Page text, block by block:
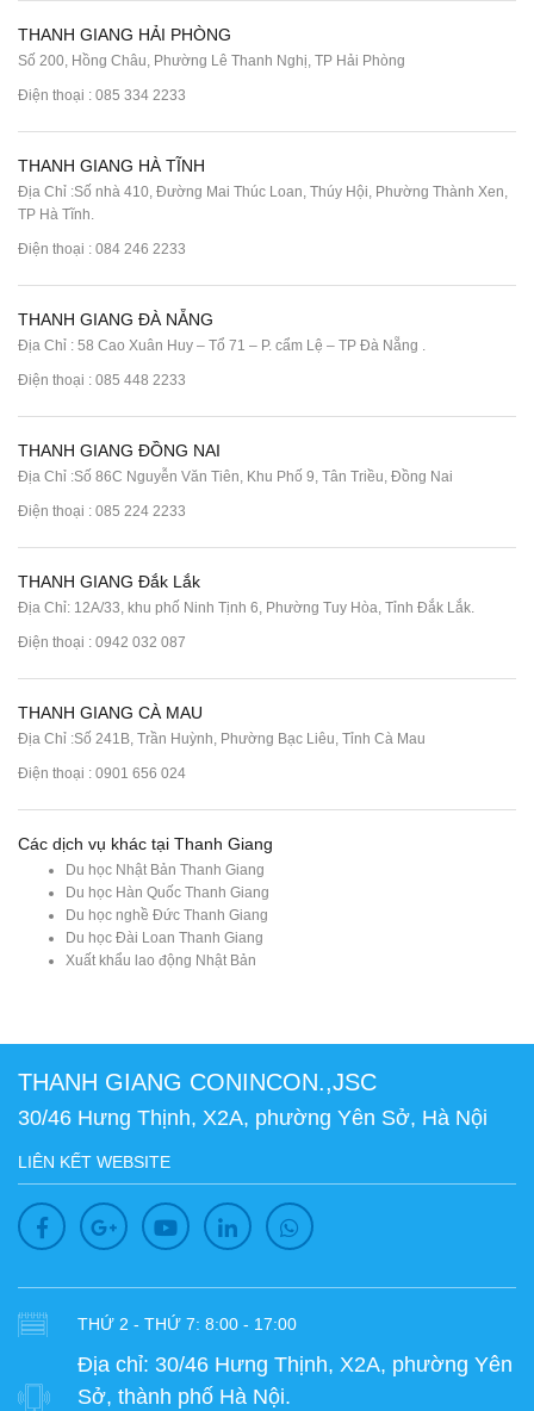
THANH GIANG HẢI PHÒNG
Số 200, Hồng Châu, Phường Lê Thanh Nghị, TP Hải Phòng
Điện thoại : 085 334 2233
THANH GIANG HÀ TĨNH
Địa Chỉ :Số nhà 410, Đường Mai Thúc Loan, Thúy Hội, Phường Thành Xen,
TP Hà Tĩnh.
Điện thoại : 084 246 2233
THANH GIANG ĐÀ NẴNG
Địa Chỉ : 58 Cao Xuân Huy – Tổ 71 – P. cẩm Lệ – TP Đà Nẵng .
Điện thoại : 085 448 2233
THANH GIANG ĐỒNG NAI
Địa Chỉ :Số 86C Nguyễn Văn Tiên, Khu Phố 9, Tân Triều, Đồng Nai
Điện thoại : 085 224 2233
THANH GIANG Đắk Lắk
Địa Chỉ: 12A/33, khu phố Ninh Tịnh 6, Phường Tuy Hòa, Tỉnh Đắk Lắk.
Điện thoại : 0942 032 087
THANH GIANG CÀ MAU
Địa Chỉ :Số 241B, Trần Huỳnh, Phường Bạc Liêu, Tỉnh Cà Mau
Điện thoại : 0901 656 024
Các dịch vụ khác tại Thanh Giang
Du học Nhật Bản Thanh Giang
Du học Hàn Quốc Thanh Giang
Du học nghề Đức Thanh Giang
Du học Đài Loan Thanh Giang
Xuất khẩu lao động Nhật Bản
THANH GIANG CONINCON.,JSC
30/46 Hưng Thịnh, X2A, phường Yên Sở, Hà Nội
LIÊN KẾT WEBSITE
THỨ 2 - THỨ 7: 8:00 - 17:00
Địa chỉ: 30/46 Hưng Thịnh, X2A, phường Yên
Sở, thành phố Hà Nội.